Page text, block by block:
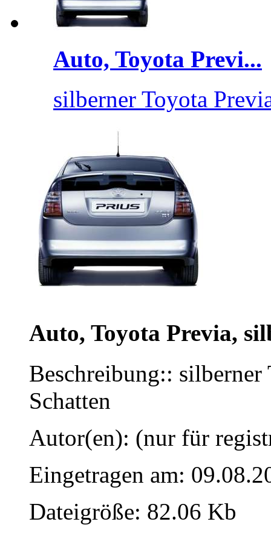
Auto, Toyota Previ...
silberner Toyota
Auto, Toyota Previa,
Beschreibung::
Schatten
Autor(en): (nur für
Eingetragen am:
Dateigröße: 82.06 Kb